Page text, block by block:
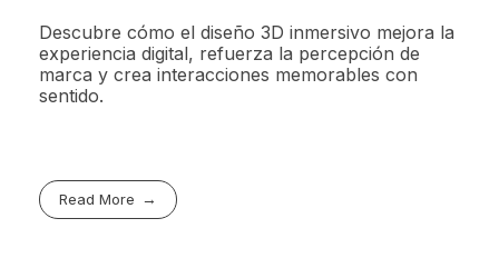
Descubre cómo el diseño 3D inmersivo mejora la
experiencia digital, refuerza la percepción de
marca y crea interacciones memorables con
sentido.
Read More